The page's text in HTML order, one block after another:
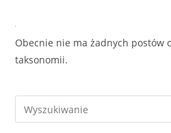
Obecnie nie ma żadnych postów
taksonomii.